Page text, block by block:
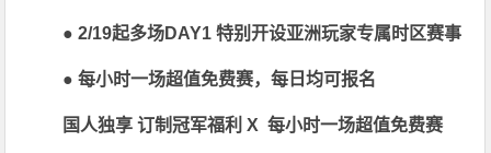
● 2/19起多场DAY1 特别开设亚洲玩家专属时区赛事
● 每小时一场超值免费赛，每日均可报名
国人独享 订制冠军福利X每小时一场超值免费赛